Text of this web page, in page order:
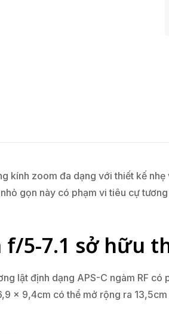
kính zoom đa dạng với thiết kế
gọn này có phạm vi tiêu cự
f/5-7.1 sở hữu
lật định dạng APS-C ngàm RF
x 9,4cm có thể mở rộng ra